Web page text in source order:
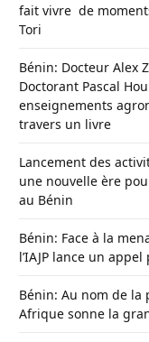
fait vivre de
Tori
Bénin: Docteur Alex
Doctorant Pascal
enseignements
travers un livre
Lancement des
une nouvelle ère
au Bénin
Bénin: Face à la
l’IAJP lance un
Bénin: Au nom de la
Afrique sonne la